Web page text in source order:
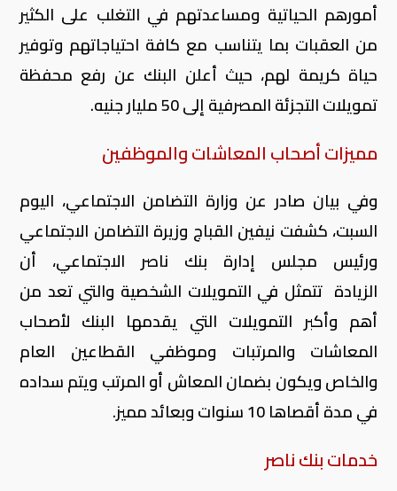
أمورهم الحياتية ومساعدتهم في التغلب على الكثير
من العقبات بما يتناسب مع كافة احتياجاتهم وتوفير
حياة كريمة لهم، حيث أعلن البنك عن رفع محفظة
تمويلات التجزئة المصرفية إلى 50 مليار جنيه.
مميزات أصحاب المعاشات والموظفين
وفي بيان صادر عن وزارة التضامن الاجتماعي، اليوم
السبت، كشفت نيفين القباج وزيرة التضامن الاجتماعي
ورئيس مجلس إدارة بنك ناصر الاجتماعي، أن
الزيادة تتمثل في التمويلات الشخصية والتي تعد من
أهم وأكبر التمويلات التي يقدمها البنك لأصحاب
المعاشات والمرتبات وموظفي القطاعين العام
والخاص ويكون بضمان المعاش أو المرتب ويتم سداده
في مدة أقصاها 10 سنوات وبعائد مميز.
خدمات بنك ناصر